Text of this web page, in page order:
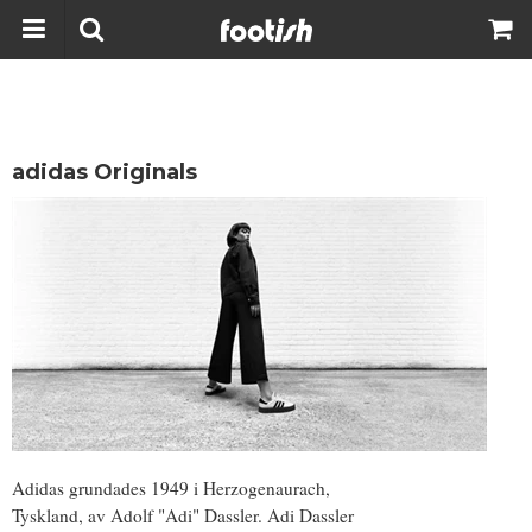
adidas Originals
Adidas grundades 1949 i Herzogenaurach,
Tyskland, av Adolf "Adi" Dassler. Adi Dassler